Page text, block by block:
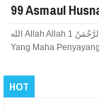
99 Asmaul
الله Allah Allah 1 الرَّحْمَنُ Ar Rahman Yang Maha Pengasih 2 الرَّحِيمُ Ar Rahiim
HOT